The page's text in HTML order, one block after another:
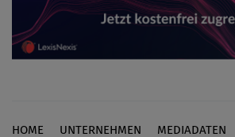
Footer
HOME UNTERNEHMEN MEDIADATEN